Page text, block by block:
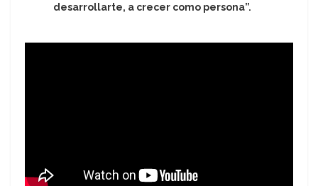
desarrollarte, a crecer como persona”.